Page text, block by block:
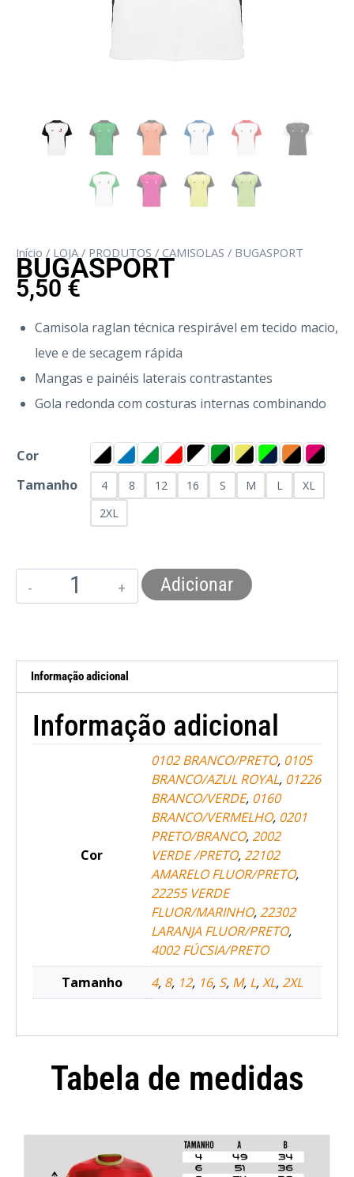
Início / LOJA / PRODUTOS / CAMISOLAS / BUGASPORT
BUGASPORT
5,50 €
Camisola raglan técnica respirável em tecido macio,
leve e de secagem rápida
Mangas e painéis laterais contrastantes
Gola redonda com costuras internas combinando
Cor
Tamanho
4 8 12 16 S M L
XL
2XL
Adicionar
Informação adicional
Informação adicional
Cor
0102 BRANCO/PRETO, 0105
BRANCO/AZUL ROYAL, 01226
BRANCO/VERDE, 0160
BRANCO/VERMELHO, 0201
PRETO/BRANCO, 2002
VERDE /PRETO, 22102
AMARELO FLUOR/PRETO,
22255 VERDE
FLUOR/MARINHO, 22302
LARANJA FLUOR/PRETO,
4002 FÚCSIA/PRETO
Tamanho
4, 8, 12, 16, S, M, L,XL, 2XL
Tabela de medidas